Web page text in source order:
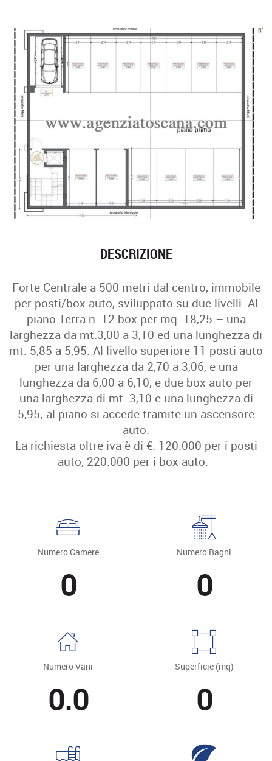
DESCRIZIONE
Forte Centrale a 500 metri dal centro, immobile
per posti/box auto, sviluppato su due livelli. Al
piano Terra n. 12 box per mq. 18,25 – una
larghezza da mt.3,00 a 3,10 ed una lunghezza di
mt. 5,85 a 5,95. Al livello superiore 11 posti auto
per una larghezza da 2,70 a 3,06, e una
lunghezza da 6,00 a 6,10, e due box auto per
una larghezza di mt. 3,10 e una lunghezza di
5,95; al piano si accede tramite un ascensore
auto.
La richiesta oltre iva è di €. 120.000 per i posti
auto, 220.000 per i box auto.
Numero Camere
0
Numero Bagni
0
Numero Vani
0.0
Superficie (mq)
0